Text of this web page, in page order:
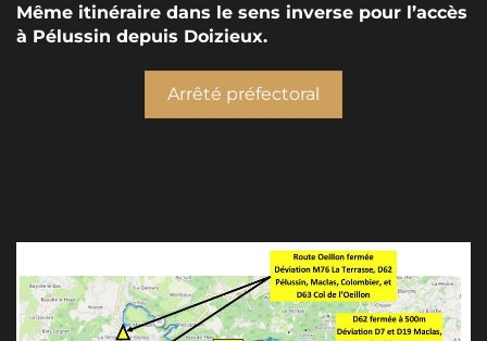
Même itinéraire dans le sens inverse pour l’accès
à Pélussin depuis Doizieux.
Arrêté préfectoral